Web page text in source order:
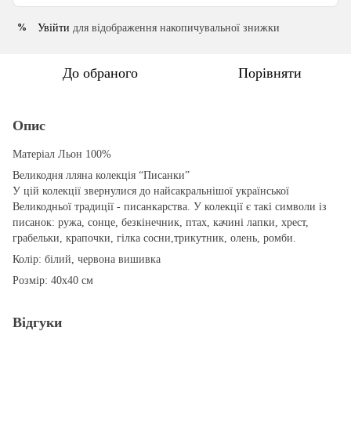
% Увійти для відображення накопичувальної знижки
До обраного Порівняти
Опис
Матеріал Льон 100%
Великодня лляна колекція “Писанки”
У цій колекції звернулися до найсакральнішої української
Великодньої традиції - писанкарства. У колекції є такі символи із
писанок: ружа, сонце, безкінечник, птах, качині лапки, хрест,
грабельки, крапочки, гілка сосни,трикутник, олень, ромби.
Колір: білий, червона вишивка
Розмір: 40x40 см
Відгуки